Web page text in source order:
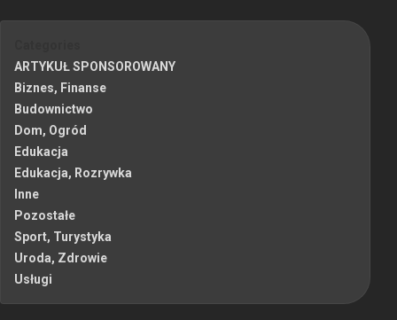
ARTYKUŁ SPONSOROWANY
Biznes, Finanse
Budownictwo
Dom, Ogród
Edukacja
Edukacja, Rozrywka
Inne
Pozostałe
Sport, Turystyka
Uroda, Zdrowie
Usługi